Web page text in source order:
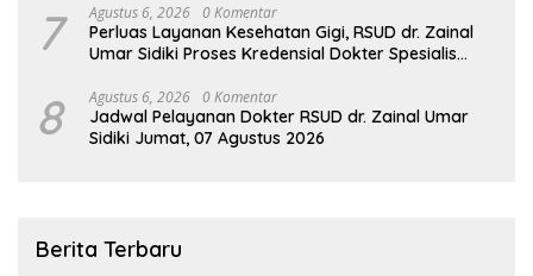
7 Agustus 6, 2026 0 Komentar
Perluas Layanan Kesehatan Gigi, RSUD dr. Zainal
Umar Sidiki Proses Kredensial Dokter Spesialis
8 Agustus 6, 2026 0 Komentar
Jadwal Pelayanan Dokter RSUD dr. Zainal Umar
Sidiki Jumat, 07 Agustus 2026
Berita Terbaru